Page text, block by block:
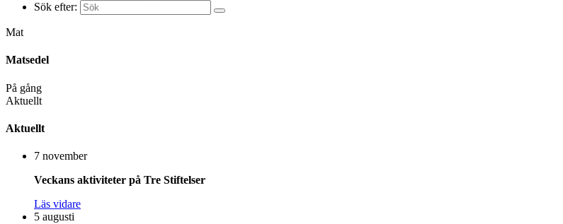
Sök efter:
Mat
Matsedel
På gång
Aktuellt
Aktuellt
7 november
Veckans aktiviteter på Tre Stiftelser
Läs vidare
5 augusti